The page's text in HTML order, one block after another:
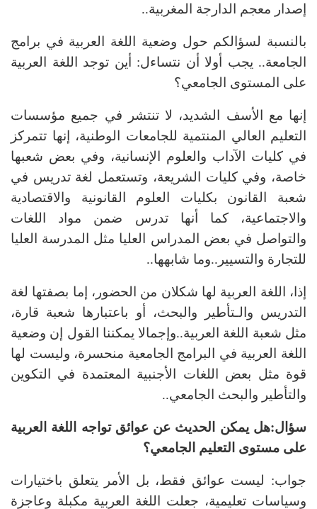
إصدار معجم الدارجة المغربية..
بالنسبة لسؤالكم حول وضعية اللغة العربية في برامج
الجامعة.. يجب أولا أن نتساءل: أين توجد اللغة العربية
على المستوى الجامعي؟
إنها مع الأسف الشديد، لا تنتشر في جميع مؤسسات
التعليم العالي المنتمية للجامعات الوطنية، إنها تتمركز
في كليات الآداب والعلوم الإنسانية، وفي بعض شعبها
خاصة، وفي كليات الشريعة، وتستعمل لغة تدريس في
شعبة القانون بكليات العلوم القانونية والاقتصادية
والاجتماعية، كما أنها تدرس ضمن مواد اللغات
والتواصل في بعض المدراس العليا مثل المدرسة العليا
للتجارة والتسيير..وما شابهها..
إذا، اللغة العربية لها شكلان من الحضور، إما بصفتها لغة
التدريس والـتأطير والبحث، أو باعتبارها شعبة قارة،
مثل شعبة اللغة العربية..وإجمالا يمكننا القول إن وضعية
اللغة العربية في البرامج الجامعية منحسرة، وليست لها
قوة مثل بعض اللغات الأجنبية المعتمدة في التكوين
والتأطير والبحث الجامعي..
سؤال:هل يمكن الحديث عن عوائق تواجه اللغة العربية
على مستوى التعليم الجامعي؟
جواب: ليست عوائق فقط، بل الأمر يتعلق باختيارات
وسياسات تعليمية، جعلت اللغة العربية مكبلة وعاجزة